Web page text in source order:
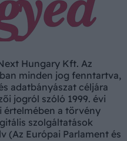
Hungary Kft. Az
minden jog fenntartva,
adatbányászat céljára
jogról szóló 1999. évi
értelmében a törvény
szolgáltatások
(Az Európai Parlament és